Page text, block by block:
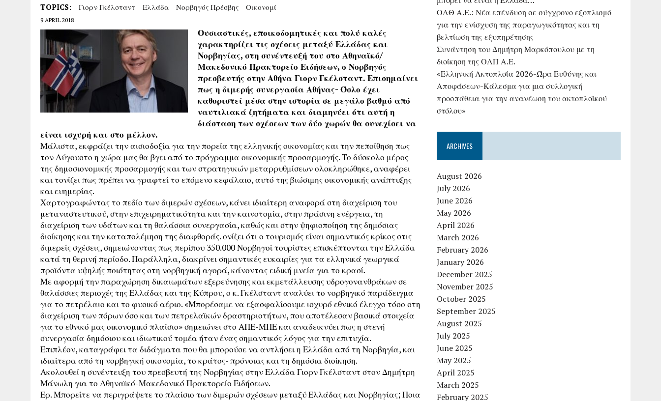
TOPICS: Γιορν Γκέλσταντ Ελλάδα Νορβηγός Πρέσβης Οικονομί
9 APRIL 2018
Ουσιαστικές, εποικοδομητικές και πολύ καλές
χαρακτηρίζει τις σχέσεις μεταξύ Ελλάδας και
Νορβηγίας, στη συνέντευξή του στο Αθηναϊκό/
Μακεδονικό Πρακτορείο Ειδήσεων, ο Νορβηγός
πρεσβευτής στην Αθήνα Γιορν Γκέλσταντ. Επισημαίνει
πως η διμερής συνεργασία Αθήνας- Όσλο έχει
καθοριστεί μέσα στην ιστορία σε μεγάλο βαθμό από
ναυτιλιακά ζητήματα και διαμηνύει ότι αυτή η
διάσταση των σχέσεων των δύο χωρών θα συνεχίσει να
είναι ισχυρή και στο μέλλον.
Μάλιστα, εκφράζει την αισιοδοξία για την πορεία της ελληνικής οικονομίας και την πεποίθηση πως
τον Αύγουστο η χώρα μας θα βγει από το πρόγραμμα οικονομικής προσαρμογής. Το δύσκολο μέρος
της δημοσιονομικής προσαρμογής και των στρατηγικών μεταρρυθμίσεων ολοκληρώθηκε, αναφέρει
και τονίζει πως πρέπει να γραφτεί το επόμενο κεφάλαιο, αυτό της βιώσιμης οικονομικής ανάπτυξης
και ευημερίας.
Χαρτογραφώντας το πεδίο των διμερών σχέσεων, κάνει ιδιαίτερη αναφορά στη διαχείριση του
μεταναστευτικού, στην επιχειρηματικότητα και την καινοτομία, στην πράσινη ενέργεια, τη
διαχείριση των υδάτων και τη θαλάσσια συνεργασία, καθώς και στην ψηφιοποίηση της δημόσιας
διοίκησης και την καταπολέμηση της διαφθοράς. ονίζει ότι ο τουρισμός είναι σημαντικός κρίκος στις
διμερείς σχέσεις, σημειώνοντας πως περίπου 350.000 Νορβηγοί τουρίστες επισκέπτονται την Ελλάδα
κατά τη θερινή περίοδο. Παράλληλα, διακρίνει σημαντικές ευκαιρίες για τα ελληνικά γεωργικά
προϊόντα υψηλής ποιότητας στη νορβηγική αγορά, κάνοντας ειδική μνεία για το κρασί.
Με αφορμή την παραχώρηση δικαιωμάτων εξερεύνησης και εκμετάλλευσης υδρογονανθράκων σε
θαλάσσιες περιοχές της Ελλάδας και της Κύπρου, ο κ. Γκέλσταντ αναλύει το νορβηγικό παράδειγμα
για το πετρέλαιο και το φυσικό αέριο. «Μπορέσαμε να εξασφαλίσουμε ισχυρό εθνικό έλεγχο τόσο στη
διαχείριση των πόρων όσο και των πετρελαϊκών δραστηριοτήτων, που αποτέλεσαν βασικά στοιχεία
για το εθνικό μας οικονομικό πλαίσιο» σημειώνει στο ΑΠΕ-ΜΠΕ και αναδεικνύει πως η στενή
συνεργασία δημόσιου και ιδιωτικού τομέα ήταν ένας σημαντικός λόγος για την επιτυχία.
Επιπλέον, καταγράφει τα διδάγματα που θα μπορούσε να αντλήσει η Ελλάδα από τη Νορβηγία, και
ιδιαίτερα από τη νορβηγική οικονομία, το κράτος- πρόνοιας και τη δημόσια διοίκηση.
Ακολουθεί η συνέντευξη του πρεσβευτή της Νορβηγίας στην Ελλάδα Γιορν Γκέλσταντ στον Δημήτρη
Μάνωλη για το Αθηναϊκό-Μακεδονικό Πρακτορείο Ειδήσεων.
Ερ. Μπορείτε να περιγράψετε το πλαίσιο των διμερών σχέσεων μεταξύ Ελλάδας και Νορβηγίας; Ποια
ΟΛΘ Α.Ε.: Νέα επένδυση σε σύγχρονο εξοπλισμό
για την ενίσχυση της παραγωγικότητας και τη
βελτίωση της εξυπηρέτησης
Συνάντηση του Δημήτρη Μαρκόπουλου με τη
διοίκηση της ΟΛΠ Α.Ε.
«Ελληνική Ακτοπλοΐα 2026-Ώρα Ευθύνης και
Αποφάσεων-Κάλεσμα για μια συλλογική
προσπάθεια για την ανανέωση του ακτοπλοϊκού
στόλου»
ARCHIVES
August 2026
July 2026
June 2026
May 2026
April 2026
March 2026
February 2026
January 2026
December 2025
November 2025
October 2025
September 2025
August 2025
July 2025
June 2025
May 2025
April 2025
March 2025
February 2025